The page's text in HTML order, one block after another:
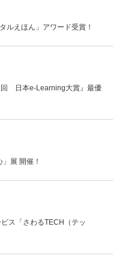
ルえほん」アワード受賞！
回 日本e-Learning大賞』最優
展 開催！
ス「さわるTECH（テッ